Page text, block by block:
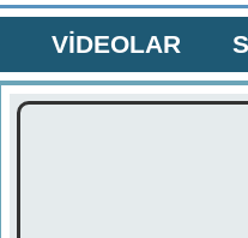
VİDEOLAR